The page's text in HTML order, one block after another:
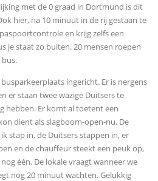
met de 0 graad in Dortmund is dit
hier, na 10 minuut in de rij gestaan te
en krijg zelfs een
je staat zo buiten. 20 mensen roepen
bus.
ingericht. Er is nergens
er staan twee wazige Duitsers te
hebben. Er komt al toetent een
dient als slagboom-open-nu. De
stap in, de Duitsers stappen in, er
en de chauffeur steekt een peuk op,
één. De lokale vraagt wanneer we
nog 20 minuut wachten. Gelukkig